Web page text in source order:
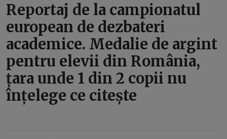
Reportaj de la campionatul
european de dezbateri
academice. Medalie de argint
pentru elevii din România,
țara unde 1 din 2 copii nu
înțelege ce citește